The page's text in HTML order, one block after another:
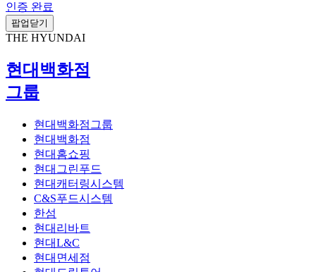
인증 완료
팝업닫기
THE HYUNDAI
현대백화점
그룹
현대백화점그룹
현대백화점
현대홈쇼핑
현대그린푸드
현대캐터링시스템
C&S푸드시스템
한섬
현대리바트
현대L&C
현대면세점